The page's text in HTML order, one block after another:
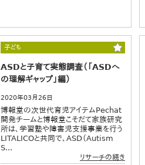
子ども
ASDと子育て実態調査（「ASDへ
の理解ギャップ」編）
2020年03月26日
博報堂の次世代育児アイテムPechat
開発チームと博報堂こそだて家族研究
所は、学習塾や障害児支援事業を行う
LITALICOと共同で、ASD（Autism
S...
リサーチの続き